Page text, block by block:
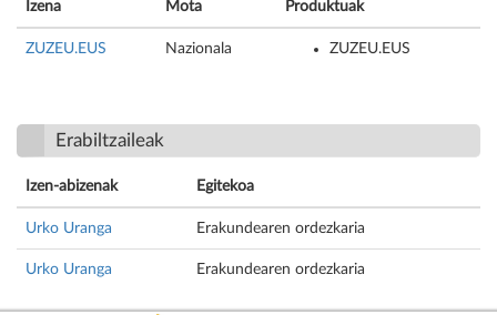
Izena Mota Produktuak
ZUZEU.EUS Nazionala ZUZEU.EUS
Erabiltzaileak
Izen-abizenak Egitekoa
Urko Uranga Erakundearen ordezkaria
Urko Uranga Erakundearen ordezkaria